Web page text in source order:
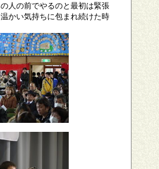
人の前でやるのと最初は緊張
かい気持ちに包まれ続けた時